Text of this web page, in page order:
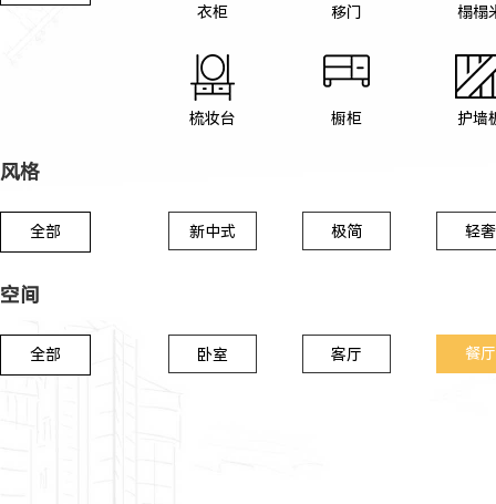
衣柜
移门 榻榻
梳妆台 橱柜 护墙
风格
全部 新中式 极简 轻奢
空间
全部 卧室 客厅 餐厅